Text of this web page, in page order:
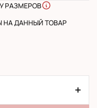
РАЗМЕРОВ
ДАННЫЙ ТОВАР